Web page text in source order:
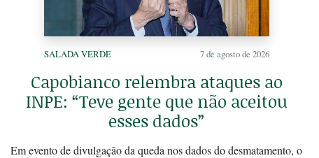
SALADA VERDE 7 de agosto de 2026
Capobianco relembra ataques ao
INPE: “Teve gente que não aceitou
esses dados”
Em evento de divulgação da queda nos dados do desmatamento, o